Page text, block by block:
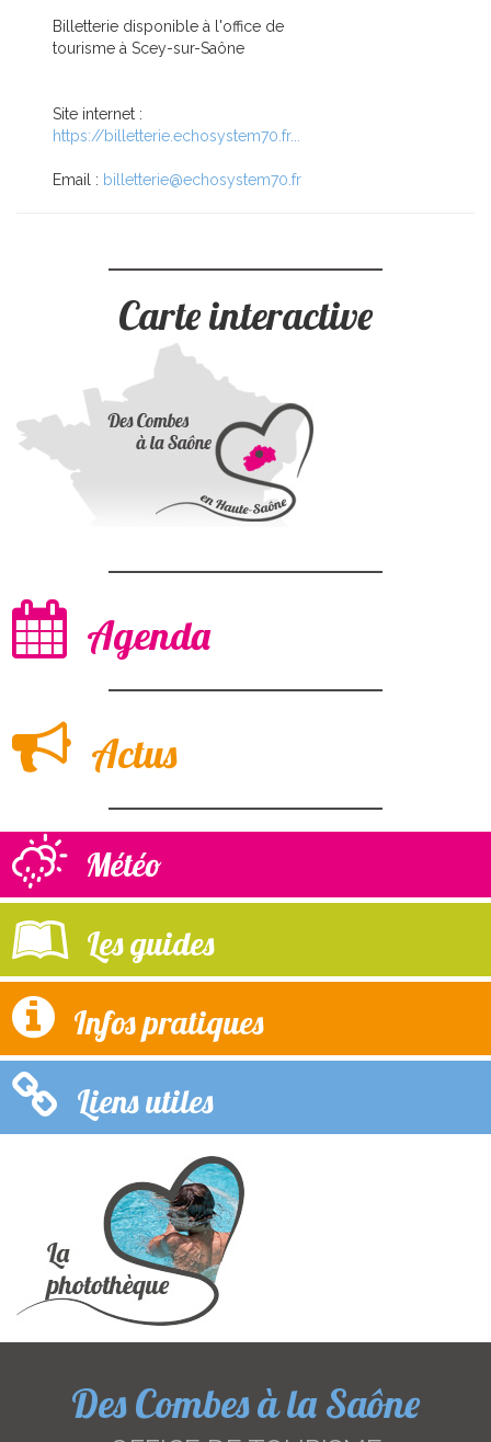
Billetterie disponible à l'office de
tourisme à Scey-sur-Saône
Site internet :
https://billetterie.echosystem70.fr...
Email : billetterie@echosystem70.fr
Carte interactive
Agenda
Actus
Météo
Les guides
Infos pratiques
Liens utiles
Des Combes à la Saône